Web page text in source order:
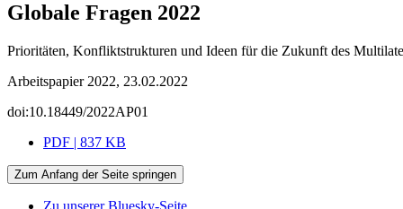
Globale Fragen 2022
Prioritäten, Konfliktstrukturen und Ideen für die Zukunft des
Arbeitspapier 2022, 23.02.2022
doi:10.18449/2022AP01
PDF | 837 KB
Zum Anfang der Seite springen